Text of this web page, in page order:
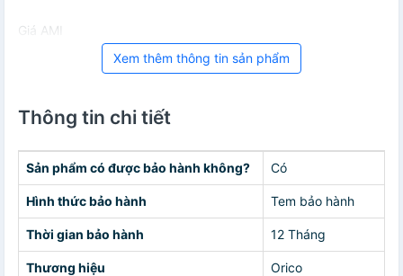
Giá AMI
Xem thêm thông tin sản phẩm
Thông tin chi tiết
Sản phẩm có được bảo hành không? Có
Hình thức bảo hành Tem bảo hành
Thời gian bảo hành 12 Tháng
Thương hiệu Orico